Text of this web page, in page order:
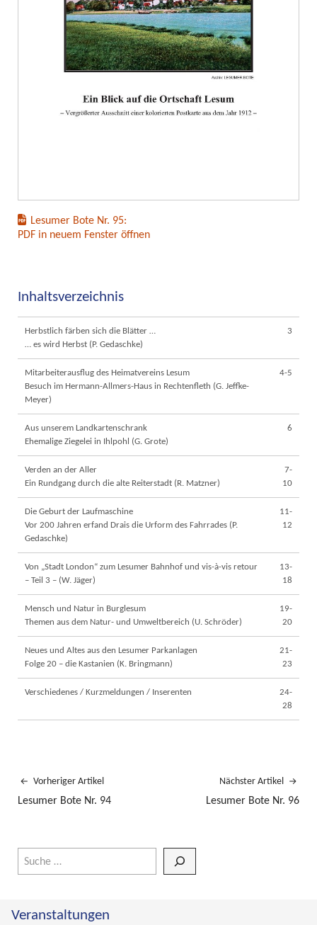
Lesumer Bote Nr. 95:
PDF in neuem Fenster öffnen
Inhaltsverzeichnis
Herbstlich färben sich die Blätter …
… es wird Herbst (P. Gedaschke)
3
Mitarbeiterausflug des Heimatvereins Lesum
Besuch im Hermann-Allmers-Haus in Rechtenfleth (G. Jeffke-
Meyer)
4-5
Aus unserem Landkartenschrank
Ehemalige Ziegelei in Ihlpohl (G. Grote)
6
Verden an der Aller
Ein Rundgang durch die alte Reiterstadt (R. Matzner)
7-
10
Die Geburt der Laufmaschine
Vor 200 Jahren erfand Drais die Urform des Fahrrades (P.
Gedaschke)
11-
12
Von „Stadt London“ zum Lesumer Bahnhof und vis-à-vis retour
– Teil 3 – (W. Jäger)
13-
18
Mensch und Natur in Burglesum
Themen aus dem Natur- und Umweltbereich (U. Schröder)
19-
20
Neues und Altes aus den Lesumer Parkanlagen
Folge 20 – die Kastanien (K. Bringmann)
21-
23
Verschiedenes / Kurzmeldungen / Inserenten
24-
28
Vorheriger Artikel
Lesumer Bote Nr. 94
Nächster Artikel
Lesumer Bote Nr. 96
Veranstaltungen